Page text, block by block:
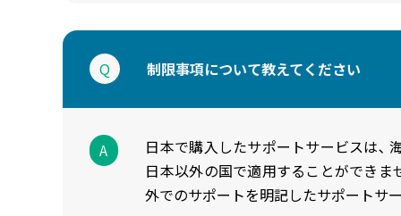
Q 制限事項について教えてください
A
日本で購入したサポートサービスは､
日本以外の国で適用することができ
外でのサポートを明記したサポートサ